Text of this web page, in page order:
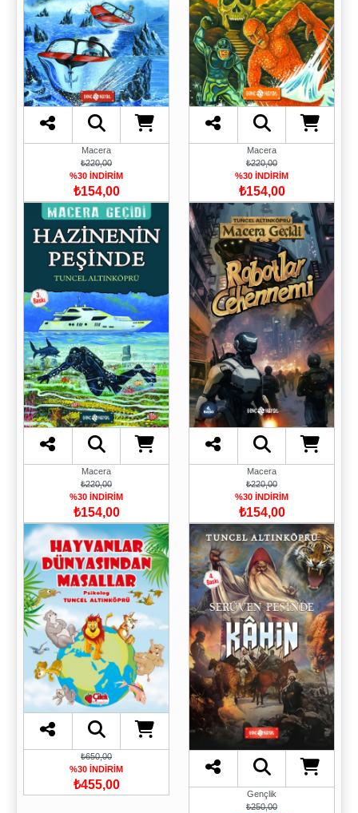
Macera
₺220,00
%30 İNDİRİM
₺154,00
Macera
₺220,00
%30 İNDİRİM
₺154,00
Macera
₺220,00
%30 İNDİRİM
₺154,00
Macera
₺220,00
%30 İNDİRİM
₺154,00
₺650,00
%30 İNDİRİM
₺455,00
Gençlik
₺250,00